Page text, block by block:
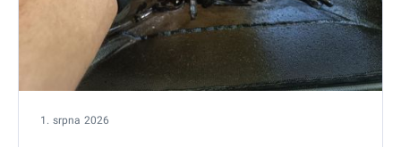
1. srpna 2026